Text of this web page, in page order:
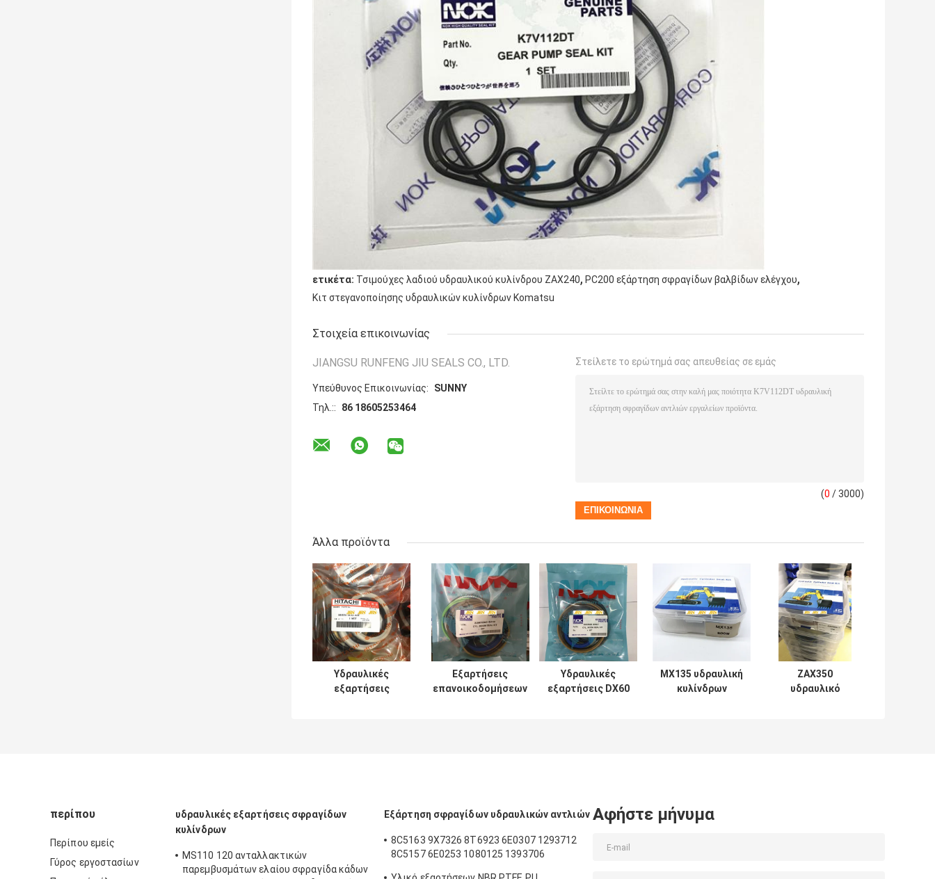
ετικέτα: Τσιμούχες λαδιού υδραυλικού κυλίνδρου ZAX240, PC200 εξάρτηση σφραγίδων βαλβίδων ελέγχου,
Κιτ στεγανοποίησης υδραυλικών κυλίνδρων Komatsu
Στοιχεία επικοινωνίας
JIANGSU RUNFENG JIU SEALS CO., LTD.
Υπεύθυνος Επικοινωνίας:
SUNNY
Τηλ.::
86 18605253464
Στείλετε το ερώτημά σας απευθείας σε εμάς
(0 / 3000)
Άλλα προϊόντα
Υδραυλικές
εξαρτήσεις
Εξαρτήσεις
επανοικοδομήσεων
Υδραυλικές
εξαρτήσεις DX60
MX135 υδραυλική
κυλίνδρων
ZAX350
υδραυλικό
περίπου
Περίπου εμείς
Γύρος εργοστασίων
υδραυλικές εξαρτήσεις σφραγίδων
κυλίνδρων
MS110 120 ανταλλακτικών
παρεμβυσμάτων ελαίου σφραγίδα κάδων
Εξάρτηση σφραγίδων υδραυλικών αντλιών
8C5163 9X7326 8T6923 6E0307 1293712
8C5157 6E0253 1080125 1393706
Αφήστε μήνυμα